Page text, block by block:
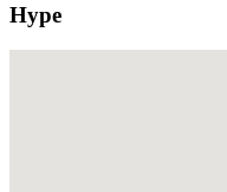
Hype